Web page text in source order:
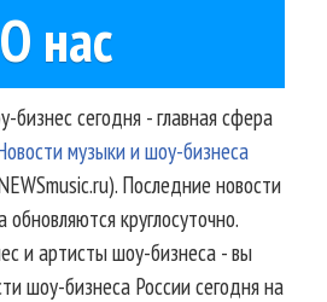
О нас
бизнес сегодня - главная сфера
музыки и шоу-бизнеса
Последние новости
круглосуточно.
и артисты шоу-бизнеса - вы
шоу-бизнеса России сегодня на